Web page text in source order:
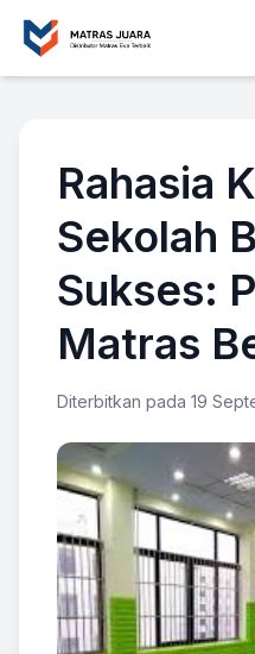
Rahasia
Sekolah
Sukses:
Matras
Diterbitkan pada 19